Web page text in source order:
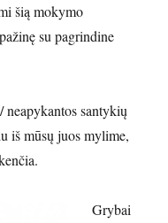
šią mokymo
su pagrindine
neapykantos santykių
iš mūsų juos mylime,
Grybai